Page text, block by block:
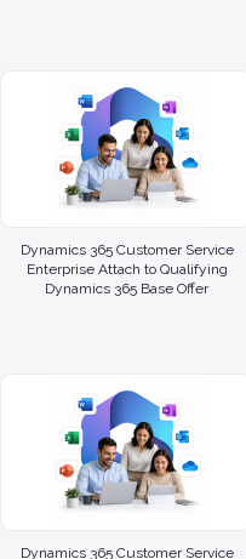
Dynamics 365 Customer Service
Enterprise Attach to Qualifying
Dynamics 365 Base Offer
Dynamics 365 Customer Service